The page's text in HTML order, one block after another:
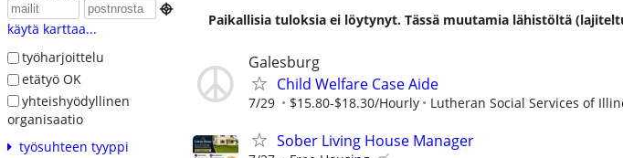

käytä karttaa...
työharjoittelu
etätyö OK
yhteishyödyllinen
organisaatio
työsuhteen tyyppi
Paikallisia tuloksia ei löytynyt. Tässä muutamia lähistöltä
Galesburg
Child Welfare Case Aide
7/29 $15.80-$18.30/Hourly Lutheran Social Services of
Sober Living House Manager